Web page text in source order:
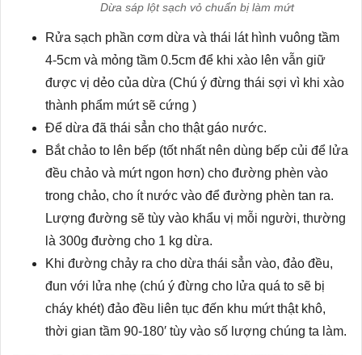
Dừa sáp lột sạch vỏ chuẩn bị làm mứt
Rửa sạch phần cơm dừa và thái lát hình vuông tầm
4-5cm và mỏng tầm 0.5cm để khi xào lên vẫn giữ
được vị dẻo của dừa (Chú ý đừng thái sợi vì khi xào
thành phẩm mứt sẽ cứng )
Để dừa đã thái sẳn cho thật gáo nước.
Bắt chảo to lên bếp (tốt nhất nên dùng bếp củi để lửa
đều chảo và mứt ngon hơn) cho đường phèn vào
trong chảo, cho ít nước vào để đường phèn tan ra.
Lượng đường sẽ tùy vào khẩu vị mỗi người, thường
là 300g đường cho 1 kg dừa.
Khi đường chảy ra cho dừa thái sẳn vào, đảo đều,
đun với lửa nhẹ (chú ý đừng cho lửa quá to sẽ bị
cháy khét) đảo đều liên tục đến khu mứt thật khô,
thời gian tầm 90-180′ tùy vào số lượng chúng ta làm.